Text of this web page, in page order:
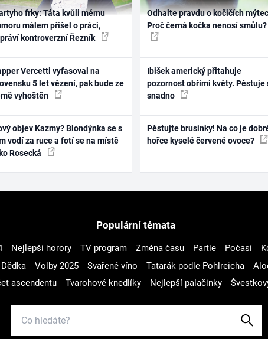
frky: Táta kvůli mému
málem přišel o práci,
kontroverzní Řezník
Vercetti vyfasoval na
5 let vězení, pak bude ze
vyhoštěn
objev Kazmy? Blondýnka se s
vodí za ruce a fotí se na místě
Rosecká
Odhalte pravdu o kočičích
Proč černá kočka nenosí smůlu?
Ibišek americký přitahuje
pozornost obřími květy. Pěstuje
snadno
Pěstujte brusinky! Na co je
hořce kyselé červené ovoce?
Populární témata
Nejlepší horory TV program Změna času Partie Počasí
Volby 2025 Svařené víno Tatarák podle Pohlreicha
ascendentu
Tvarohové knedlíky Nejlepší palačinky